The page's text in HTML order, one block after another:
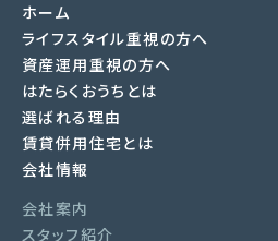
ホーム
ライフスタイル重視の方へ
資産運用重視の方へ
はたらくおうちとは
選ばれる理由
賃貸併用住宅とは
会社情報
会社案内
スタッフ紹介